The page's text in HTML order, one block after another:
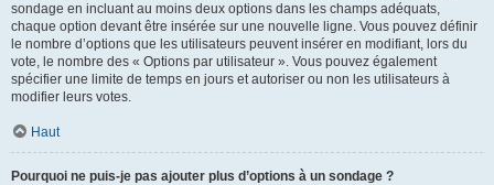
sondage en incluant au moins deux options dans les champs adéquats,
chaque option devant être insérée sur une nouvelle ligne. Vous pouvez définir
le nombre d’options que les utilisateurs peuvent insérer en modifiant, lors du
vote, le nombre des « Options par utilisateur ». Vous pouvez également
spécifier une limite de temps en jours et autoriser ou non les utilisateurs à
modifier leurs votes.
Haut
Pourquoi ne puis-je pas ajouter plus d’options à un sondage ?